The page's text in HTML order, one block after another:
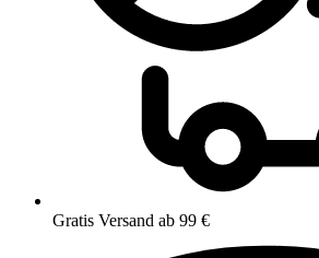
Gratis Versand ab 99 €